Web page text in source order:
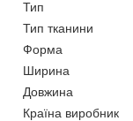
Тип
Тип тканини
Форма
Ширина
Довжина
Країна виробник